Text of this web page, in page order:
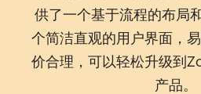
供了一个基于流程的布局
个简洁直观的用户界面，
价合理，可以轻松升级到
产品。